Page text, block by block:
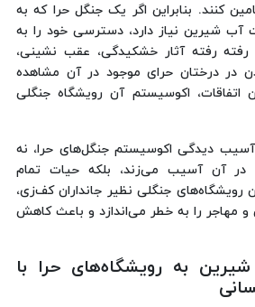
کنند. بنابراین اگر یک جنگل حرا که به
شیرین نیاز دارد، دسترسی خود را به
رفته آثار خشکیدگی، عقب نشینی،
در درختان حرای موجود در آن مشاهده
اکوسیستم آن رویشگاه جنگلی
آسیب دیدگی اکوسیستم جنگل‌های حرا، نه
در آن آسیب می‌زند، بلکه حیات تمام
رویشگاه‌های جنگلی نظیر جانداران کف‌زی،
و مهاجر را به خطر می‌اندازد و باعث کاهش
به رویشگاه‌های حرا با